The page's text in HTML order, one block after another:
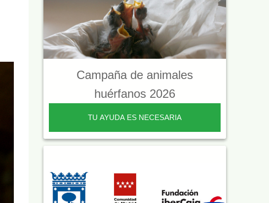
Campaña de animales
huérfanos 2026
TU AYUDA ES NECESARIA